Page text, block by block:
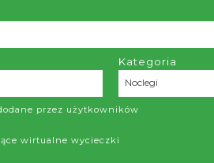
Kategoria
Noclegi
Kategoria
przez użytkowników
wirtualne wycieczki